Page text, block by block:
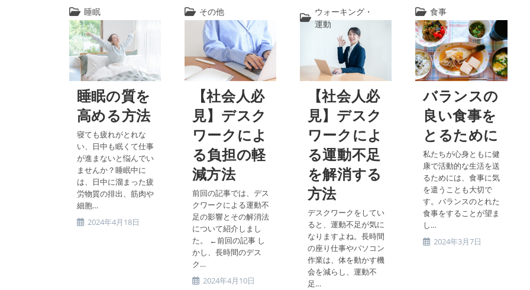
開
日:
開
日:
日:
睡眠の質を
高める方法
寝ても疲れがとれな
い、日中も眠くて仕事
が進まないと悩んでい
ませんか？睡眠中に
は、日中に溜まった疲
労物質の排出、筋肉や
細胞…
投
稿
カ
テ
ゴ
リ
ー:
睡眠
投 2024年4月18日
【社会人必
見】デスク
ワークによ
る負担の軽
減方法
前回の記事では、デス
クワークによる運動不
足の影響とその解消法
について紹介しまし
た。 ←前回の記事 し
かし、長時間のデス
ク…
投
テ
ゴ
リ
その他
投 2024年4月10日
【社会人必
見】デスク
ワークによ
る運動不足
を解消する
方法
デスクワークをしてい
ると、運動不足が気に
なりますよね。長時間
の座り仕事やパソコン
作業は、体を動かす機
会を減らし、運動不
足…
投
リ
ウォーキング・
運動
バランスの
良い食事を
とるために
私たちが心身ともに健
康で活動的な生活を送
るためには、食事に気
を遣うことも大切で
す。バランスのとれた
食事をすることが望ま
し…
投
稿
カ
テ
ゴ
リ
食事
投 2024年3月7日